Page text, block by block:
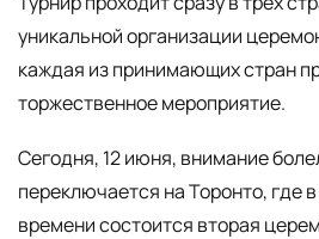
уникальной организации
каждая из принимающих стран
торжественное мероприятие.
Сегодня, 12 июня, внимание
переключается на Торонто, где
времени состоится вторая